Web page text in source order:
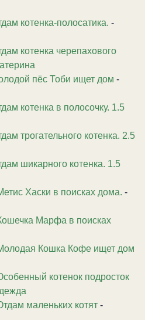
котенка-полосатика. -
котенка черепахового
пёс Тоби ищет дом -
котенка в полосочку. 1.5
трогательного котенка. 2.5
шикарного котенка. 1.5
Хаски в поисках дома. -
Марфа в поисках
Кошка Кофе ищет дом
котенок подросток
маленьких котят -